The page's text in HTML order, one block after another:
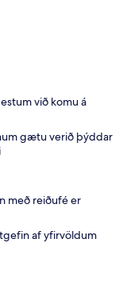
við komu á
gætu verið þýddar
með reiðufé er
af yfirvöldum